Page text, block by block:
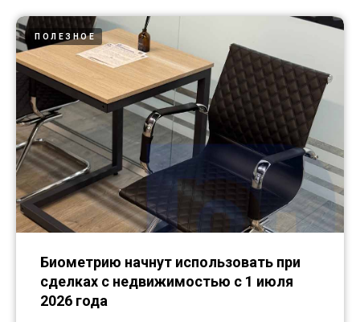
ПОЛЕЗНОЕ
Биометрию начнут использовать при
сделках с недвижимостью с 1 июля
2026 года